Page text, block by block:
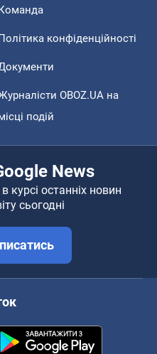
конфіденційності
OBOZ.UA на
подій
News
курсі останніх новин
сьогодні